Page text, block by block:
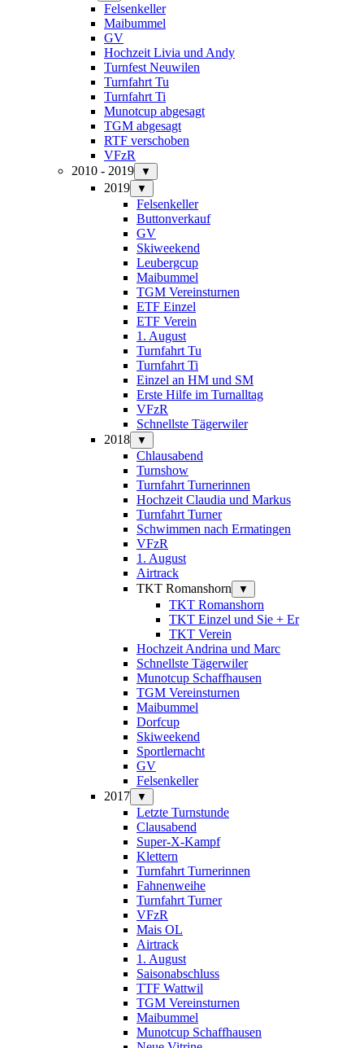
Felsenkeller
Maibummel
GV
Hochzeit Livia und Andy
Turnfest Neuwilen
Turnfahrt Tu
Turnfahrt Ti
Munotcup abgesagt
TGM abgesagt
RTF verschoben
VFzR
2010 - 2019
▼
2019 ▼
Felsenkeller
Buttonverkauf
GV
Skiweekend
Leubergcup
Maibummel
TGM Vereinsturnen
ETF Einzel
ETF Verein
1. August
Turnfahrt Tu
Turnfahrt Ti
Einzel an HM und SM
Erste Hilfe im Turnalltag
VFzR
Schnellste Tägerwiler
2018
▼
Chlausabend
Turnshow
Turnfahrt Turnerinnen
Hochzeit Claudia und Markus
Turnfahrt Turner
Schwimmen nach Ermatingen
VFzR
1. August
Airtrack
TKT Romanshorn
▼
TKT Romanshorn
TKT Einzel und Sie + Er
TKT Verein
Hochzeit Andrina und Marc
Schnellste Tägerwiler
Munotcup Schaffhausen
TGM Vereinsturnen
Maibummel
Dorfcup
Skiweekend
Sportlernacht
GV
Felsenkeller
2017
▼
Letzte Turnstunde
Clausabend
Super-X-Kampf
Klettern
Turnfahrt Turnerinnen
Fahnenweihe
Turnfahrt Turner
VFzR
Mais OL
Airtrack
1. August
Saisonabschluss
TTF Wattwil
TGM Vereinsturnen
Maibummel
Munotcup Schaffhausen